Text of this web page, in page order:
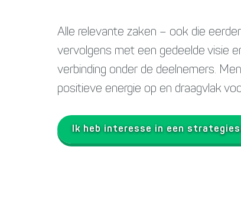
Alle relevante zaken – ook die
vervolgens met een gedeelde visie
verbinding onder de deelnemers.
positieve energie op en draagvlak
Ik heb interesse in een